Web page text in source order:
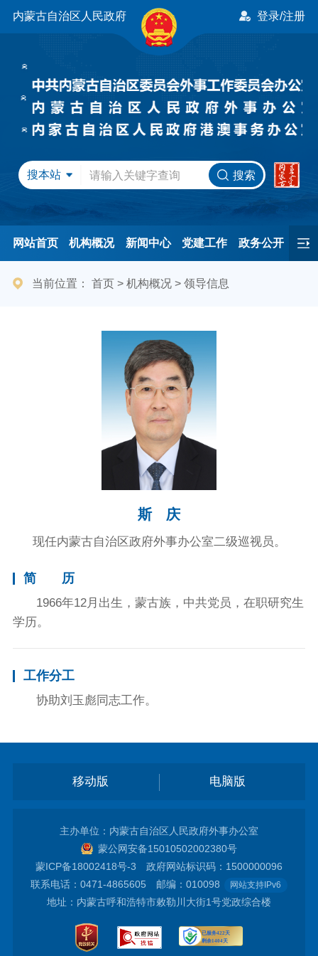
内蒙古自治区人民政府 登录/注册
搜本站 搜索
网站首页 机构概况 新闻中心 党建工作 政务公开
办事服务 民间友好 港澳事务 互动交流
当前位置： 首页> 机构概况> 领导信息
斯 庆
现任内蒙古自治区政府外事办公室二级巡视员。
简 历
1966年12月出生，蒙古族，中共党员，在职研究生
学历。
工作分工
协助刘玉彪同志工作。
移动版 电脑版
主办单位：内蒙古自治区人民政府外事办公室
蒙公网安备15010502002380号
蒙ICP备18002418号-3 政府网站标识码：1500000096
联系电话：0471-4865605 邮编：010098
网站支持IPv6
地址：内蒙古呼和浩特市敕勒川大街1号党政综合楼